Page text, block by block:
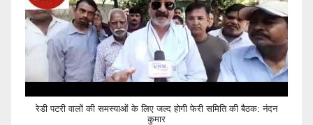
रेडी पटरी वालों की समस्याओं के लिए जल्द होगी फेरी समिति की बैठक: नंदन
कुमार